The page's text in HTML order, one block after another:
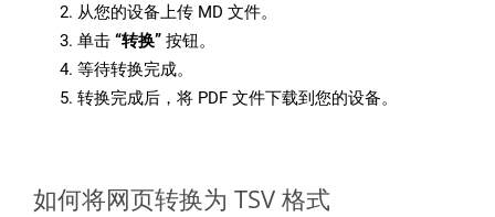
从您的设备上传 MD 文件。
单击 “转换” 按钮。
等待转换完成。
转换完成后，将 PDF 文件下载到您的设备。
如何将网页转换为 TSV 格式